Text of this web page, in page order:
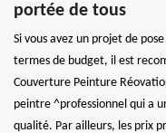
portée de tous
Si vous avez un projet de
termes de budget, il est
Couverture Peinture
peintre ^professionnel qui a
qualité. Par ailleurs, les prix